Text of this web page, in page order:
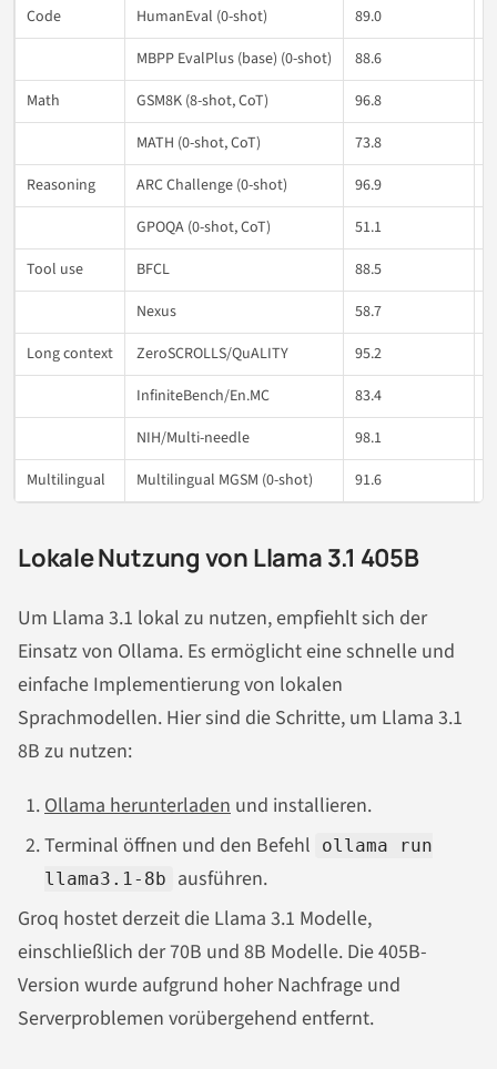
Code
HumanEval (0-shot) 89.0
MBPP EvalPlus (base) (0-shot)
88.6
Math
GSM8K (8-shot, CoT) 96.8
MATH (0-shot, CoT)
73.8
Reasoning
ARC Challenge (0-shot) 96.9
GPOQA (0-shot, CoT)
51.1
Tool use
BFCL 88.5
Nexus
58.7
Long context
ZeroSCROLLS/QuALITY 95.2
InfiniteBench/En.MC
83.4
NIH/Multi-needle
98.1
Multilingual
Multilingual MGSM (0-shot) 91.6
Lokale Nutzung von Llama 3.1 405B
Um Llama 3.1 lokal zu nutzen, empfiehlt sich der
Einsatz von Ollama. Es ermöglicht eine schnelle und
einfache Implementierung von lokalen
Sprachmodellen. Hier sind die Schritte, um Llama 3.1
8B zu nutzen:
Ollama herunterladen und installieren.
Terminal öffnen und den Befehl
ollama run
llama3.1-8b
ausführen.
Groq hostet derzeit die Llama 3.1 Modelle,
einschließlich der 70B und 8B Modelle. Die 405B-
Version wurde aufgrund hoher Nachfrage und
Serverproblemen vorübergehend entfernt.